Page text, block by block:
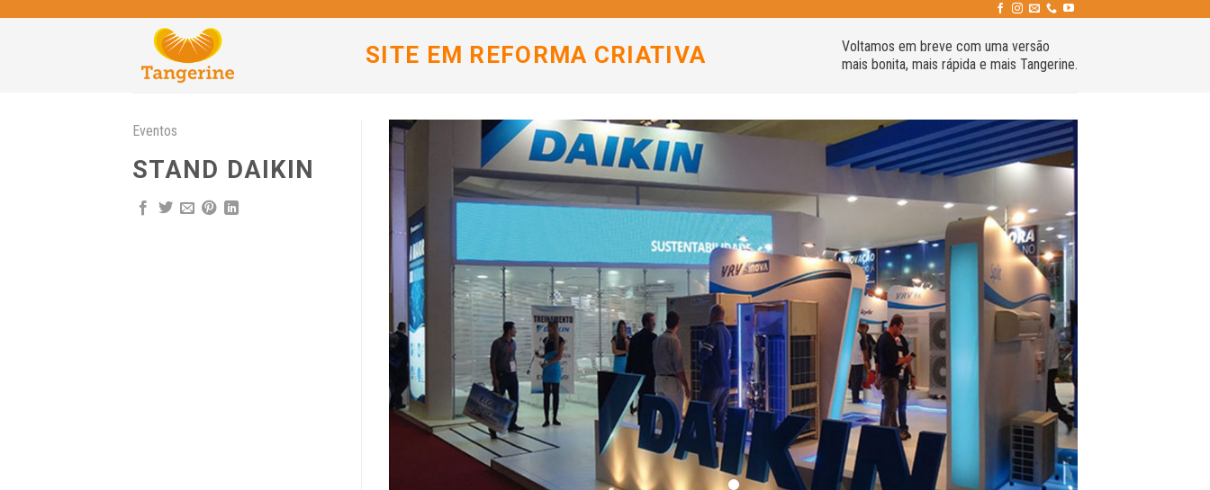
SITE EM REFORMA CRIATIVA
Voltamos em breve com uma versão
mais bonita, mais rápida e mais Tangerine.
Eventos
STAND DAIKIN